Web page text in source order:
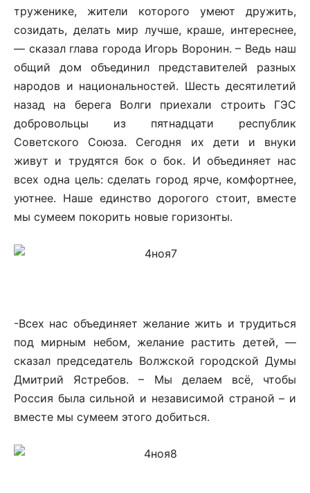
труженике, жители которого умеют дружить,
созидать, делать мир лучше, краше, интереснее,
— сказал глава города Игорь Воронин. – Ведь наш
общий дом объединил представителей разных
народов и национальностей. Шесть десятилетий
назад на берега Волги приехали строить ГЭС
добровольцы из пятнадцати республик
Советского Союза. Сегодня их дети и внуки
живут и трудятся бок о бок. И объединяет нас
всех одна цель: сделать город ярче, комфортнее,
уютнее. Наше единство дорогого стоит, вместе
мы сумеем покорить новые горизонты.
-Всех нас объединяет желание жить и трудиться
под мирным небом, желание растить детей, —
сказал председатель Волжской городской Думы
Дмитрий Ястребов. – Мы делаем всё, чтобы
Россия была сильной и независимой страной – и
вместе мы сумеем этого добиться.